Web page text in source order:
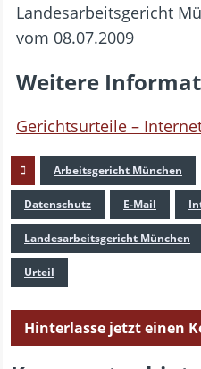
Landesarbeitsgericht
vom 08.07.2009
Weitere
Gerichtsurteile –
Arbeitsgericht München
Datenschutz E-Mail
Landesarbeitsgericht München
Urteil
Hinterlasse jetzt einen